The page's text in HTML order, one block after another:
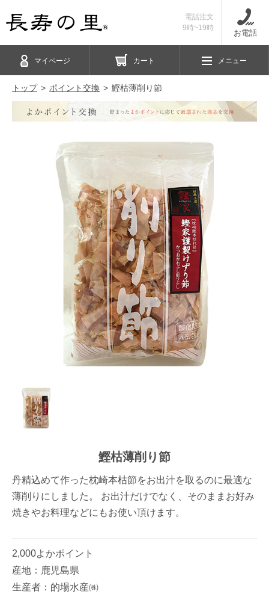
電話注文
9時~19時
お電話
マイページ カート メニュー
トップ ポイント交換 鰹枯薄削り節
鰹枯薄削り節
丹精込めて作った枕崎本枯節をお出汁を取るのに最適な
薄削りにしました。 お出汁だけでなく、そのままお好み
焼きやお料理などにもお使い頂けます。
2,000よかポイント
産地：鹿児島県
生産者：的場水産㈱